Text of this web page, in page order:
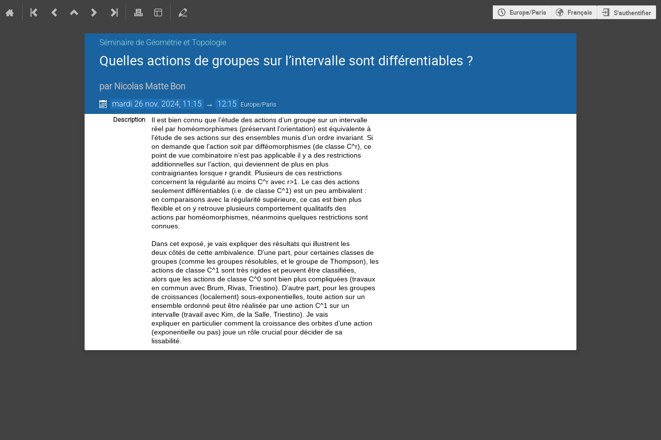
Europe/Paris Français S'authentifier
Séminaire de Géométrie et Topologie
Quelles actions de groupes sur l’intervalle sont différentiables ?
par Nicolas Matte Bon
mardi 26 nov. 2024, 11:15 → 12:15 Europe/Paris
Description
Il est bien connu que l’étude des actions d’un groupe sur un intervalle
réel par homéomorphismes (préservant l’orientation) est équivalente à
l’étude de ses actions sur des ensembles munis d’un ordre invariant. Si
on demande que l’action soit par difféomorphismes (de classe C^r), ce
point de vue combinatoire n’est pas applicable il y a des restrictions
additionnelles sur l’action, qui deviennent de plus en plus
contraignantes lorsque r grandit. Plusieurs de ces restrictions
concernent la régularité au moins C^r avec r>1. Le cas des actions
seulement différentiables (i.e. de classe C^1) est un peu ambivalent :
en comparaisons avec la régularité supérieure, ce cas est bien plus
flexible et on y retrouve plusieurs comportement qualitatifs des
actions par homéomorphismes, néanmoins quelques restrictions sont
connues.
Dans cet exposé, je vais expliquer des résultats qui illustrent les
deux côtés de cette ambivalence. D’une part, pour certaines classes de
groupes (comme les groupes résolubles, et le groupe de Thompson), les
actions de classe C^1 sont très rigides et peuvent être classifiées,
alors que les actions de classe C^0 sont bien plus compliquées (travaux
en commun avec Brum, Rivas, Triestino). D’autre part, pour les groupes
de croissances (localement) sous-exponentielles, toute action sur un
ensemble ordonné peut être réalisée par une action C^1 sur un
intervalle (travail avec Kim, de la Salle, Triestino). Je vais
expliquer en particulier comment la croissance des orbites d’une action
(exponentielle ou pas) joue un rôle crucial pour décider de sa
lissabilité.